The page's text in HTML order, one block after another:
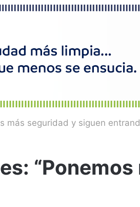
más seguridad y siguen